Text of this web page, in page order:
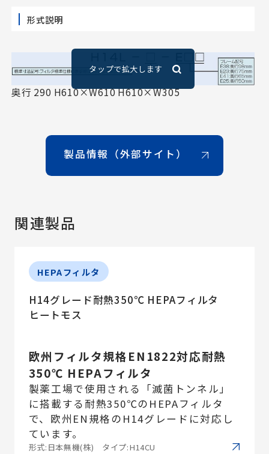
形式説明
奥行 290 H610×W610 H610×W305
製品情報（外部サイト）
関連製品
HEPAフィルタ
H14グレード耐熱350℃ HEPAフィルタ
ヒートモス
欧州フィルタ規格EN1822対応耐熱
350℃ HEPAフィルタ
製薬工場で使用される「滅菌トンネル」
に搭載する耐熱350℃のHEPAフィルタ
で、欧州EN規格のH14グレードに対応し
ています。
形式:日本無機(株) タイプ:H14CU